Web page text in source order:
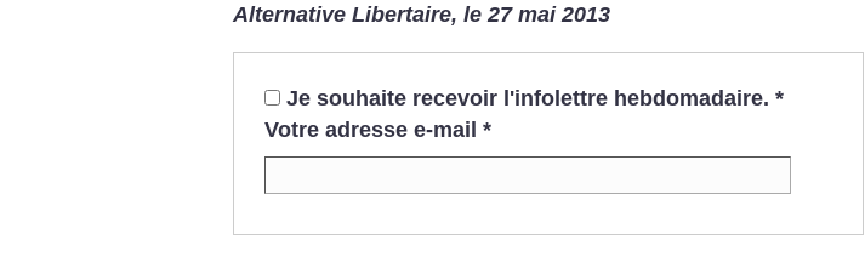
Alternative Libertaire, le 27 mai 2013
Je souhaite recevoir l'infolettre hebdomadaire. *
Votre adresse e-mail *